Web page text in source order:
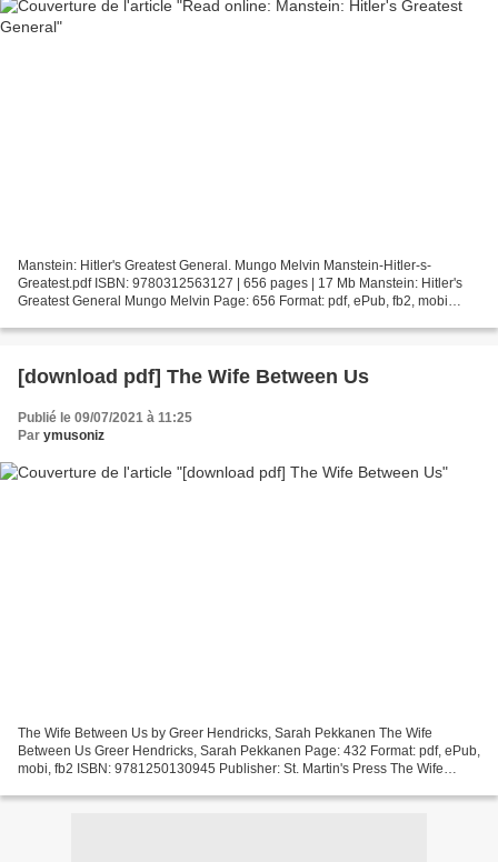
Manstein: Hitler's Greatest General. Mungo Melvin Manstein-Hitler-s-
Greatest.pdf ISBN: 9780312563127 | 656 pages | 17 Mb Manstein: Hitler's
Greatest General Mungo Melvin Page: 656 Format: pdf, ePub, fb2, mobi
[download pdf] The Wife Between Us
Publié le 09/07/2021 à 11:25
Par ymusoniz
The Wife Between Us by Greer Hendricks, Sarah Pekkanen The Wife
Between Us Greer Hendricks, Sarah Pekkanen Page: 432 Format: pdf, ePub,
mobi, fb2 ISBN: 9781250130945 Publisher: St. Martin's Press The Wife